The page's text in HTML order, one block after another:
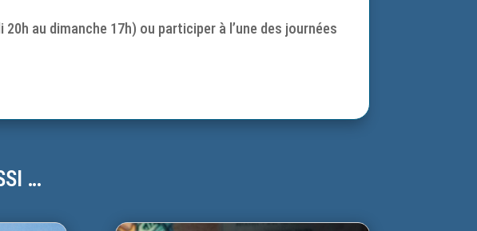
au dimanche 17h) ou participer à l’une des journées
…